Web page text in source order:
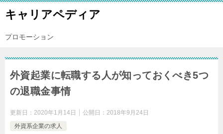
キャリアペディア
プロモーション
外資起業に転職する人が知っておくべき5つ
の退職金事情
更新日： 2020年1月14日 公開日： 2018年9月24日
外資系企業の求人